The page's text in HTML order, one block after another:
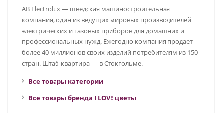
AB Electrolux — шведская машиностроительная
компания, один из ведущих мировых производителей
электрических и газовых приборов для домашних и
профессиональных нужд. Ежегодно компания продает
более 40 миллионов своих изделий потребителям из 150
стран. Штаб-квартира — в Стокгольме.
Все товары категории
Все товары бренда I LOVE цветы